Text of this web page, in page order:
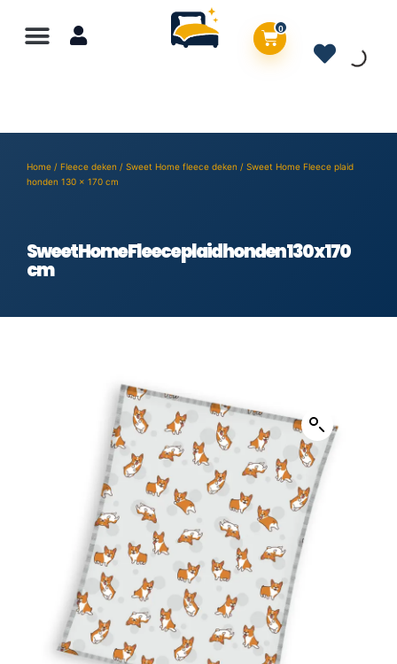
0
Home / Fleece deken / Sweet Home fleece deken / Sweet Home Fleece plaid
honden 130 x 170 cm
Sweet Home Fleece plaid honden 130 x 170
cm